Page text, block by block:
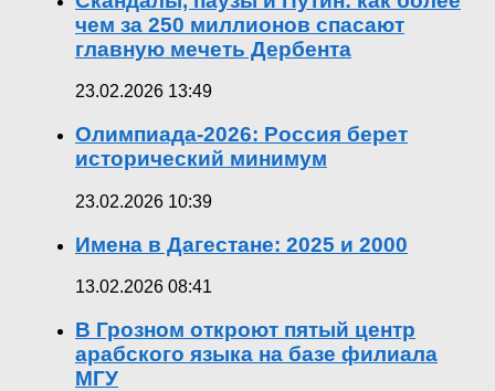
чем за 250 миллионов спасают
главную мечеть Дербента
23.02.2026 13:49
Олимпиада-2026: Россия берет
исторический минимум
23.02.2026 10:39
Имена в Дагестане: 2025 и 2000
13.02.2026 08:41
В Грозном откроют пятый центр
арабского языка на базе филиала
МГУ